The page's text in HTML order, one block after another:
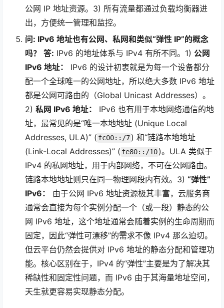
公网 IP 地址资源。3) 所有流量都通过负载均衡器进
出，方便统一管理和监控。
问: IPv6 地址也有公网、私网和类似“弹性 IP”的概念
吗？
答: IPv6 的地址体系与 IPv4 有所不同。1) 公网
IPv6 地址：
IPv6 的设计初衷就是为每一个设备都分
配一个全球唯一的公网地址，所以绝大多数 IPv6 地址
都是公网可路由的（Global Unicast Addresses）。
2) 私网 IPv6 地址：
IPv6 也有用于本地网络通信的地
址，最常见的是“唯一本地地址 (Unique Local
Addresses, ULA)” ( fc00::/7) 和“链路本地地址
(Link-Local Addresses)” ( fe80::/10)。ULA 类似于
IPv4 的私网地址，用于内部网络，不可在公网路由。
链路本地地址则只在同一物理网段内有效。3) “弹性”
IPv6：
由于公网 IPv6 地址资源极其丰富，云服务商
通常会直接为每个实例分配一个（或一段）静态的公
网 IPv6 地址，这个地址通常会随着实例的生命周期而
固定，因此“弹性可漂移”的需求不像 IPv4 那么迫切。
但云平台仍然会提供对 IPv6 地址的静态分配和管理功
能。核心区别在于，IPv4 的“弹性”主要是为了解决其
稀缺性和固定性问题，而 IPv6 由于其海量地址空间，
天生就更容易实现静态分配。